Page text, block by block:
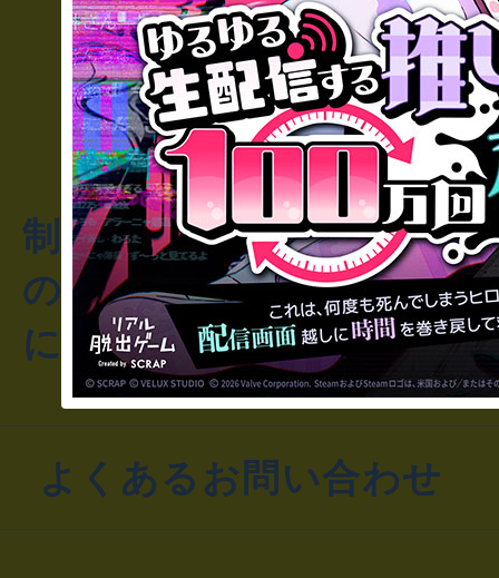
制作のご相談・コラボレ
のお客様からのご質問や
にお問い合わせください
よくあるお問い合わせ